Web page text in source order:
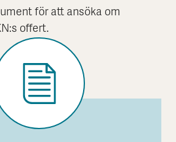
för att ansöka om
offert.